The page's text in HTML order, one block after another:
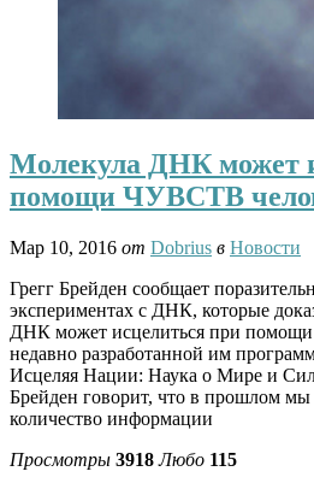
Молекула ДНК может
помощи ЧУВСТВ
Мар 10, 2016 от Dobrius в Новости
Грегг Брейден сообщает
экспериментах с ДНК, которые
ДНК может исцелиться при помощи
недавно разработанной им
Исцеляя Нации: Наука о Мире и
Брейден говорит, что в прошлом мы
количество информации
Просмотры 3918 Любо 115